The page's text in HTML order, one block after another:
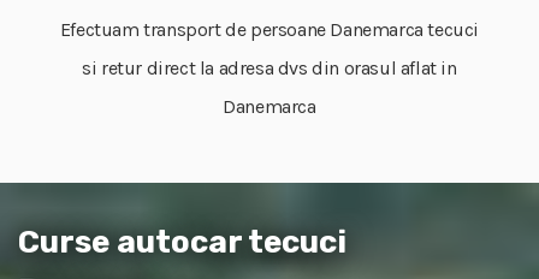
Efectuam transport de persoane Danemarca tecuci
si retur direct la adresa dvs din orasul aflat in
Danemarca
Curse autocar tecuci